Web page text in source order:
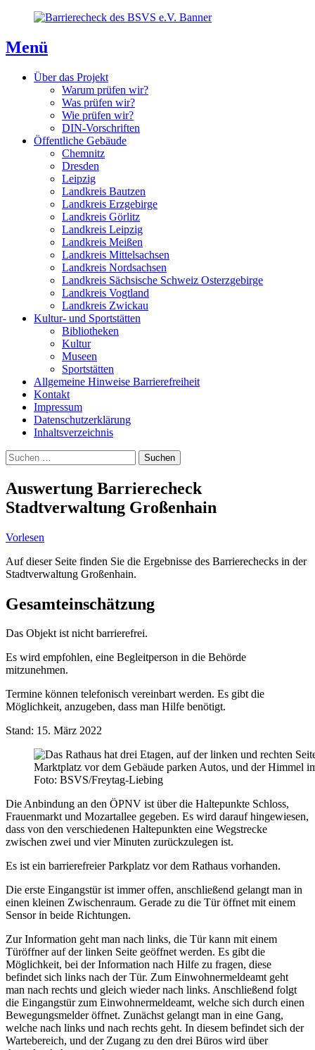
Inhaltsverzeichnis
Kontaktseite
Inhalt
Menü
Über das Projekt
Warum prüfen wir?
Was prüfen wir?
Wie prüfen wir?
DIN-Vorschriften
Öffentliche Gebäude
Chemnitz
Dresden
Leipzig
Landkreis Bautzen
Landkreis Erzgebirge
Landkreis Görlitz
Landkreis Leipzig
Landkreis Meißen
Landkreis Mittelsachsen
Landkreis Nordsachsen
Landkreis Sächsische Schweiz Osterzgebirge
Landkreis Vogtland
Landkreis Zwickau
Kultur- und Sportstätten
Bibliotheken
Kultur
Museen
Sportstätten
Allgemeine Hinweise Barrierefreiheit
Kontakt
Impressum
Datenschutzerklärung
Inhaltsverzeichnis
Suche
Suchen
nach:
Auswertung Barrierecheck
Stadtverwaltung Großenhain
Vorlesen
Auf dieser Seite finden Sie die Ergebnisse des Barrierechecks in der
Stadtverwaltung Großenhain.
Gesamteinschätzung
Das Objekt ist nicht barrierefrei.
Es wird empfohlen, eine Begleitperson in die Behörde
mitzunehmen.
Termine können telefonisch vereinbart werden. Es gibt die
Möglichkeit, anzugeben, dass man Hilfe benötigt.
Stand: 15. März 2022
Foto: BSVS/Freytag-Liebing
Die Anbindung an den ÖPNV ist über die Haltepunkte Schloss,
Frauenmarkt und Mozartallee gegeben. Es wird darauf hingewiesen,
dass von den verschiedenen Haltepunkten eine Wegstrecke
zwischen zwei und vier Minuten zurückzulegen ist.
Es ist ein barrierefreier Parkplatz vor dem Rathaus vorhanden.
Die erste Eingangstür ist immer offen, anschließend gelangt man in
einen kleinen Zwischenraum. Gerade zu die Tür öffnet mit einem
Sensor in beide Richtungen.
Zur Information geht man nach links, die Tür kann mit einem
Türöffner auf der linken Seite geöffnet werden. Es gibt die
Möglichkeit, bei der Information nach Hilfe zu fragen, diese
befindet sich links nach der Tür. Zum Einwohnermeldeamt geht
man nach rechts und gleich wieder nach links. Anschließend folgt
die Eingangstür zum Einwohnermeldeamt, welche sich durch einen
Bewegungsmelder öffnet. Zunächst gelangt man in eine Gang,
welche nach links und nach rechts geht. In diesem befindet sich der
Wartebereich, und der Zugang zu den drei Büros wird über